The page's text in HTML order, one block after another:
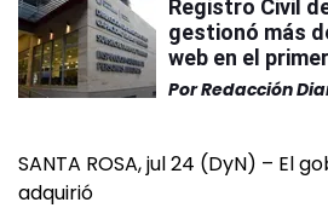
Registro Civil
gestionó más
web en el
PorRedacción
SANTA ROSA, jul 24 (DyN) – El
adquirió